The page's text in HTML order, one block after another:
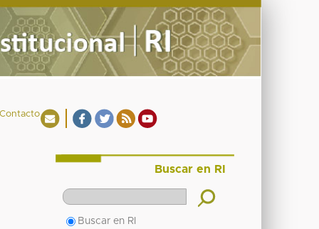
Contacto
Buscar en RI
Buscar en RI